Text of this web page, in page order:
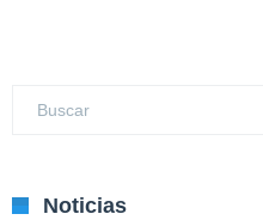
Noticias